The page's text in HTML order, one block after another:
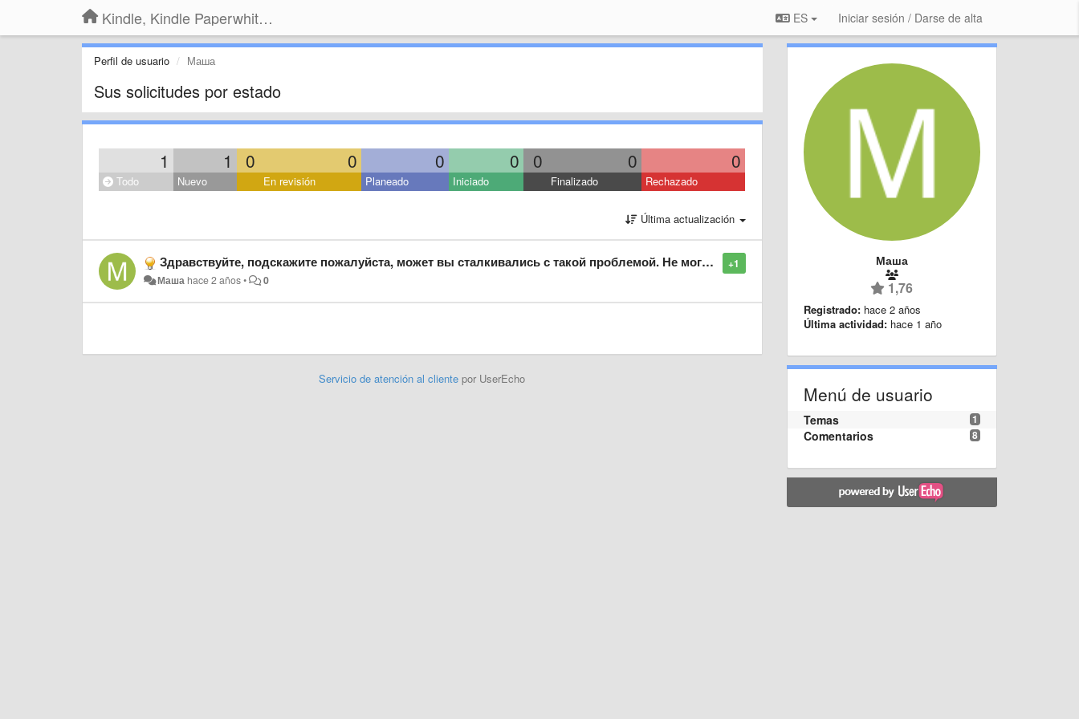
Kindle, Kindle Paperwhite, Kindle Voyage ES Iniciar sesión / Darse de alta
Perfil de usuario Маша
Sus solicitudes por estado
1 1 0 0 0 0 0 0 0
Todo Nuevo En revisión Planeado Iniciado Finalizado Rechazado
Última actualización
+1
Здравствуйте, подскажите пожалуйста, может вы сталкивались с такой проблемой. Не могу зарегистрировать kindle. При регистрации почты пишет "введенные вами данные не соответствуют учетной записи amazon" хотя все данные ввожу верно (пароль и почту) не знаю
Маша hace 2 años• 0
Servicio de atención al clientepor UserEcho
Маша
1,76
Registrado: hace 2 años
Última actividad: hace 1 año
Menú de usuario
1
Temas
8
Comentarios